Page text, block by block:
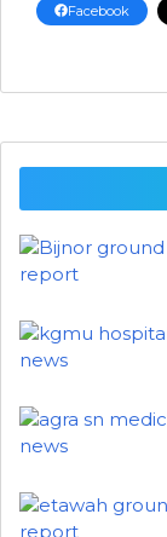
Facebook